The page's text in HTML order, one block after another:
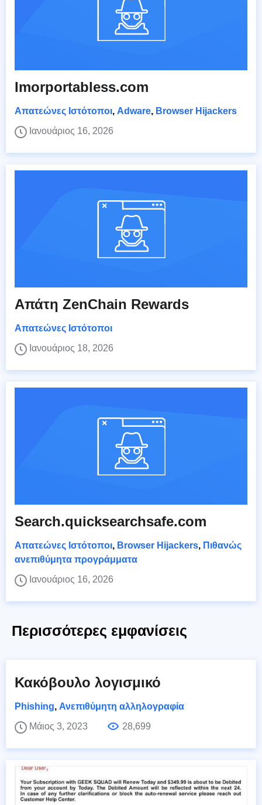
Imorportabless.com
Απατεώνες Ιστότοποι, Adware, Browser Hijackers
Ιανουάριος 16, 2026
Απάτη ZenChain Rewards
Απατεώνες Ιστότοποι
Ιανουάριος 18, 2026
Search.quicksearchsafe.com
Απατεώνες Ιστότοποι, Browser Hijackers, Πιθανώς
ανεπιθύμητα προγράμματα
Ιανουάριος 16, 2026
Περισσότερες εμφανίσεις
Κακόβουλο λογισμικό
Phishing, Ανεπιθύμητη αλληλογραφία
Μάιος 3, 2023
28,699